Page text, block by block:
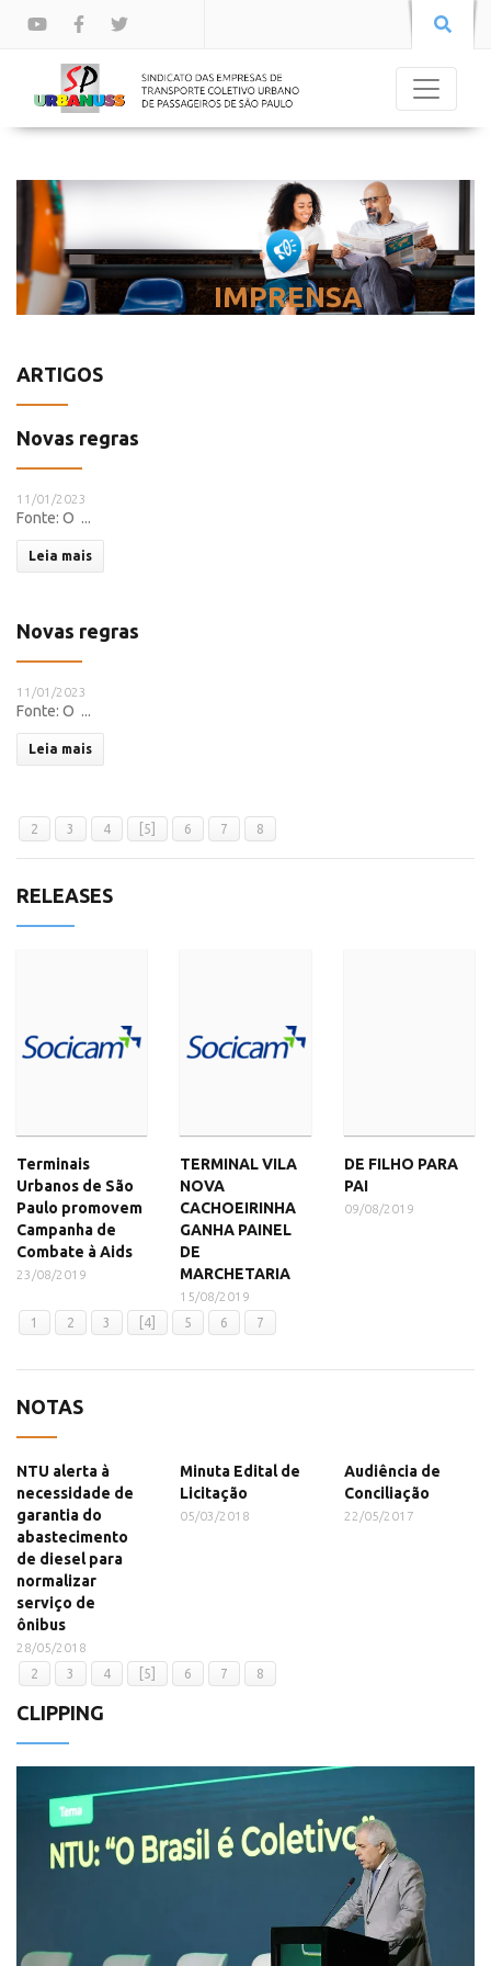
IMPRENSA
ARTIGOS
Novas regras
11/01/2023
Fonte: O ...
Leia mais
Novas regras
11/01/2023
Fonte: O ...
Leia mais
2 3 4 [5] 6 7 8
RELEASES
Terminais
Urbanos de São
Paulo promovem
Campanha de
Combate à Aids
23/08/2019
TERMINAL VILA
NOVA
CACHOEIRINHA
GANHA PAINEL
DE
MARCHETARIA
15/08/2019
DE FILHO PARA
PAI
09/08/2019
1 2 3 [4] 5 6 7
NOTAS
NTU alerta à
necessidade de
garantia do
abastecimento
de diesel para
normalizar
serviço de
ônibus
28/05/2018
Minuta Edital de
Licitação
05/03/2018
Audiência de
Conciliação
22/05/2017
2 3 4 [5] 6 7 8
CLIPPING